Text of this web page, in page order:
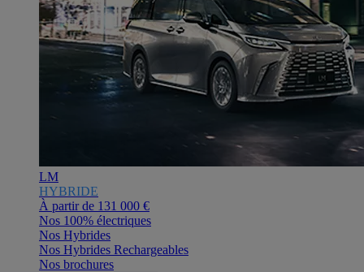
LM
HYBRIDE
À partir de 131 000 €
Nos 100% électriques
Nos Hybrides
Nos Hybrides Rechargeables
Nos brochures